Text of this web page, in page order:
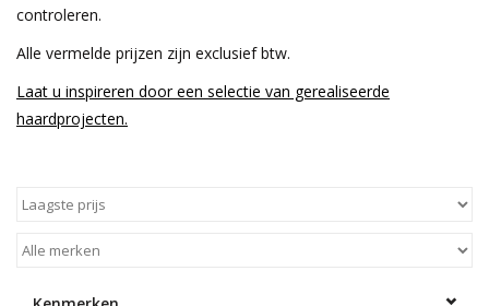
controleren.
Alle vermelde prijzen zijn exclusief btw.
Laat u inspireren door een selectie van gerealiseerde
haardprojecten.